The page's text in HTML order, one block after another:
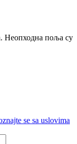
Неопходна поља су
se sa uslovima